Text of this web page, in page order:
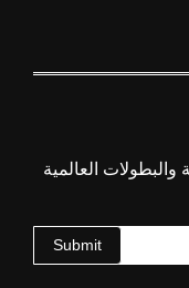
العالمية
Submit